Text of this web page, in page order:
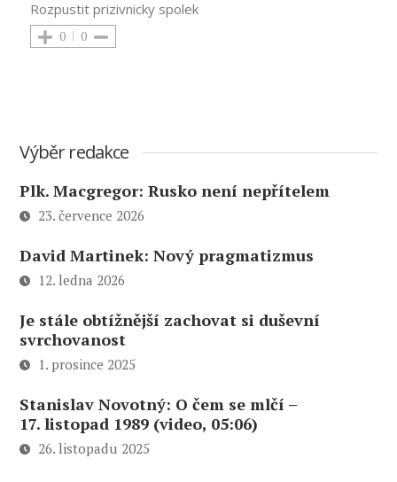
Rozpustit prizivnicky spolek
0 0
Výběr redakce
Plk. Macgregor: Rusko není nepřítelem
23. července 2026
David Martinek: Nový pragmatizmus
12. ledna 2026
Je stále obtížnější zachovat si duševní
svrchovanost
1. prosince 2025
Stanislav Novotný: O čem se mlčí –
17. listopad 1989 (video, 05:06)
26. listopadu 2025